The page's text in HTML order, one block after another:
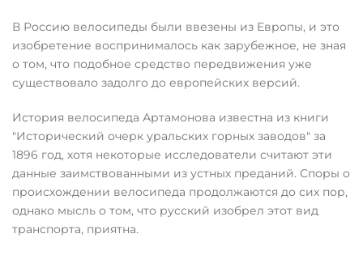
В Россию велосипеды были ввезены из Европы, и это
изобретение воспринималось как зарубежное, не зная
о том, что подобное средство передвижения уже
существовало задолго до европейских версий.
История велосипеда Артамонова известна из книги
"Исторический очерк уральских горных заводов" за
1896 год, хотя некоторые исследователи считают эти
данные заимствованными из устных преданий. Споры о
происхождении велосипеда продолжаются до сих пор,
однако мысль о том, что русский изобрел этот вид
транспорта, приятна.